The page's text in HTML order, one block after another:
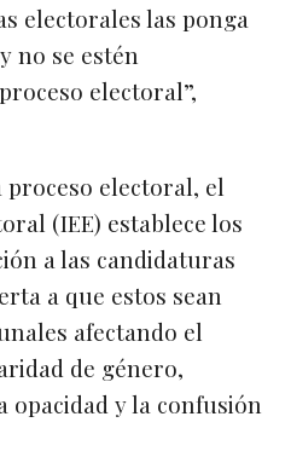
electorales las ponga
no se estén
electoral”,
proceso electoral, el
(IEE) establece los
a las candidaturas
a que estos sean
afectando el
de género,
opacidad y la confusión